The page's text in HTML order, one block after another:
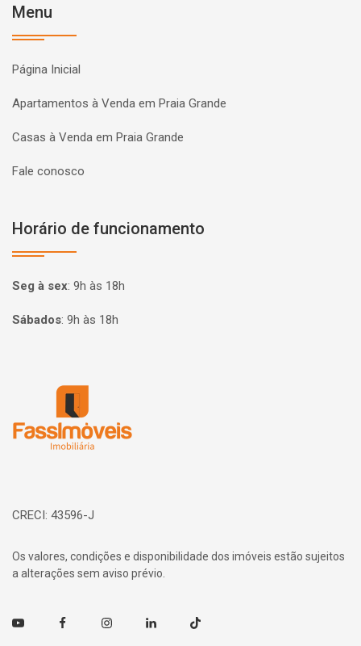
Menu
Página Inicial
Apartamentos à Venda em Praia Grande
Casas à Venda em Praia Grande
Fale conosco
Horário de funcionamento
Seg à sex: 9h às 18h
Sábados: 9h às 18h
CRECI: 43596-J
Os valores, condições e disponibilidade dos imóveis estão sujeitos
a alterações sem aviso prévio.
Youtube FacebookInstagramLinkedin TikTok